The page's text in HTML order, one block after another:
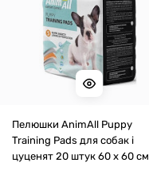
Пелюшки AnimAll Puppy
Training Pads для собак і
цуценят 20 штук 60 х 60 см